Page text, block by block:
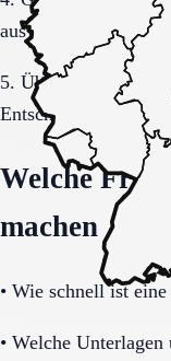
auswerten.
5. Übergang,
Entscheidung
Welche
machen
• Wie schnell ist
• Welche